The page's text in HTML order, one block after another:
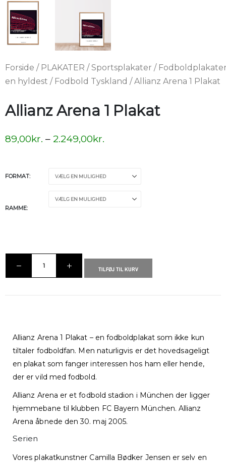
Forside / PLAKATER /Sportsplakater /
en hyldest / Fodbold Tyskland / Allianz Arena 1 Plakat
Allianz Arena 1 Plakat
89,00kr. – 2.249,00kr.
FORMAT
RAMME
TILFØJ TIL KURV
Allianz Arena 1 Plakat – en fodboldplakat som ikke kun
tiltaler fodboldfan. Men naturligvis er det hovedsageligt
en plakat som fanger interessen hos ham eller hende,
der er vild med fodbold.
Allianz Arena er et fodbold stadion i München der ligger
hjemmebane til klubben FC Bayern München. Allianz
Arena åbnede den 30. maj 2005.
Serien
Vores plakatkunstner Camilla Bødker Jensen er selv en